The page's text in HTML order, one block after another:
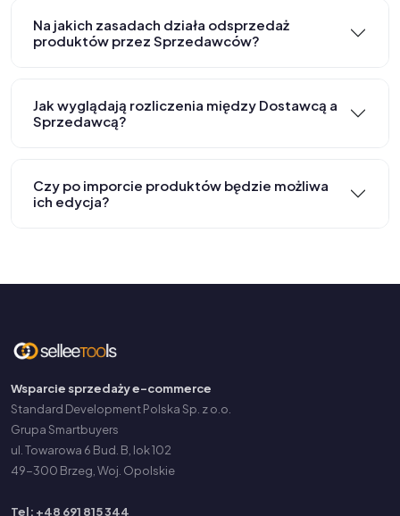
Na jakich zasadach działa odsprzedaż
produktów przez Sprzedawców?
Jak wyglądają rozliczenia między Dostawcą a
Sprzedawcą?
Czy po imporcie produktów będzie możliwa
ich edycja?
Wsparcie sprzedaży e-commerce
Standard Development Polska Sp. z o.o.
Grupa Smartbuyers
ul. Towarowa 6 Bud. B, lok 102
49-300 Brzeg, Woj. Opolskie
Tel: +48 691 815 344